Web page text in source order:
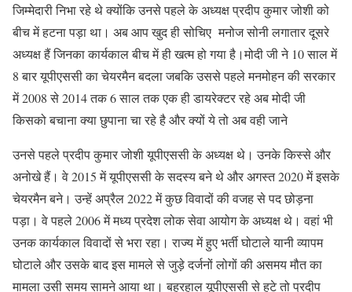
जिम्मेदारी निभा रहे थे क्योंकि उनसे पहले के अध्यक्ष प्रदीप कुमार जोशी को
बीच में हटना पड़ा था। अब आप खुद ही सोचिए मनोज सोनी लगातार दूसरे
अध्यक्ष हैं जिनका कार्यकाल बीच में ही खत्म हो गया है।मोदी जी ने 10 साल में
8 बार यूपीएससी का चेयरमैन बदला जबकि उससे पहले मनमोहन की सरकार
में 2008 से 2014 तक 6 साल तक एक ही डायरेक्टर रहे अब मोदी जी
किसको बचाना क्या छुपाना चा रहे है और क्यों ये तो अब वही जाने
उनसे पहले प्रदीप कुमार जोशी यूपीएससी के अध्यक्ष थे। उनके किस्से और
अनोखे हैं। वे 2015 में यूपीएससी के सदस्य बने थे और अगस्त 2020 में इसके
चेयरमैन बने। उन्हें अप्रैल 2022 में कुछ विवादों की वजह से पद छोड़ना
पड़ा। वे पहले 2006 में मध्य प्रदेश लोक सेवा आयोग के अध्यक्ष थे। वहां भी
उनक कार्यकाल विवादों से भरा रहा। राज्य में हुए भर्ती घोटाले यानी व्यापम
घोटाले और उसके बाद इस मामले से जुड़े दर्जनों लोगों की असमय मौत का
मामला उसी समय सामने आया था। बहरहाल यूपीएससी से हटे तो प्रदीप